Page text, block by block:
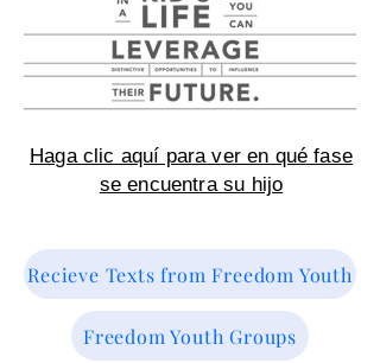
Haga clic aquí para ver en qué fase
se encuentra su hijo
Recieve Texts from Freedom Youth
Freedom Youth Groups